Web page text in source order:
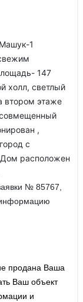
1
147
холл, светлый
втором этаже
,
с
расположен
№ 85767,
продана Ваша
Ваш объект
и